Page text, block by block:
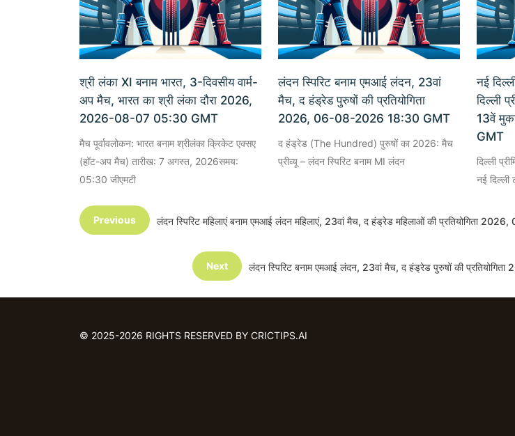
श्री लंका XI बनाम भारत, 3-दिवसीय वार्म-
अप मैच, भारत का श्री लंका दौरा 2026,
2026-08-07 05:30 GMT
मैच पूर्वावलोकन: भारत बनाम श्रीलंका क्रिकेट एक्सए
(हॉट-अप मैच) तारीख: 7 अगस्त, 2026समय:
05:30 जीएमटी
लंदन स्पिरिट बनाम एमआई लंदन, 23वां
मैच, द हंड्रेड पुरुषों की प्रतियोगिता
2026, 06-08-2026 18:30 GMT
द हंड्रेड (The Hundred) पुरुषों का 2026: मैच
प्रीव्यू – लंदन स्पिरिट बनाम MI लंदन
नई
दिल्ली
13वें
GMT
दिल्ली
नई दिल्ली
Previous लंदन स्पिरिट महिलाएं बनाम एमआई लंदन महिलाएं, 23वां मैच, द हंड्रेड महिलाओं की प्रतियोगिता
Next लंदन स्पिरिट बनाम एमआई लंदन, 23वां मैच, द हंड्रेड पुरुषों की
© 2025-2026 RIGHTS RESERVED BY CRICTIPS.AI